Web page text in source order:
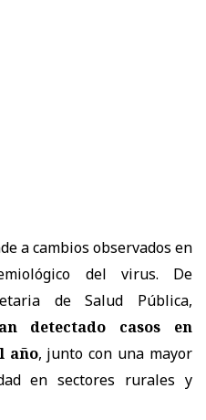
a cambios observados en
del virus. De
de Salud Pública,
detectado casos en
año, junto con una mayor
en sectores rurales y